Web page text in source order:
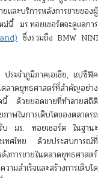
และบริการหลังการขายของผู้
มร.ทอยเชอร์ตจะดูแลการ
ซึ่งรวมถึง BMW NINI
ระจำภูมิภาคเอเชีย, แปซิฟิค
ตลาดยุทธศาสตร์ที่สำคัญอย่าง
นี้ ด้วยยอดขายที่ทำลายสถิติ
พในการเติบโตของตลาดรถ
บ มร. ทอยเชอร์ต ในฐานะ
ทศไทย ด้วยประสบการณ์ที่
งการขายในตลาดยุทธศาสตร์
ามสำเร็จและสร้างการเติบโต